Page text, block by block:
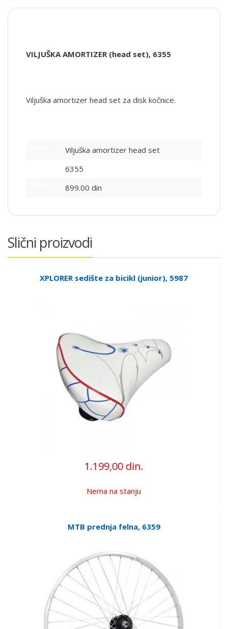
VILJUŠKA AMORTIZER (head set), 6355
Viljuška amortizer head set za disk kočnice.
Viljuška amortizer head set
6355
899.00 din
Slični proizvodi
XPLORER sedište za bicikl (junior), 5987
1.199,00 din.
Nema na stanju
MTB prednja felna, 6359